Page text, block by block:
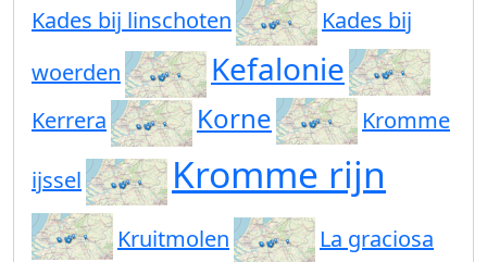
Kades bij linschoten
Kades bij
woerden
Kefalonie
Kerrera Korne Kromme
ijssel Kromme rijn
Kruitmolen La graciosa